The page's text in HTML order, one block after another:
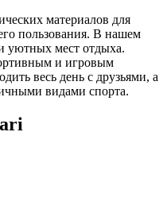
материалов для
пользования. В нашем
уютных мест отдыха.
и игровым
весь день с друзьями, а
видами спорта.